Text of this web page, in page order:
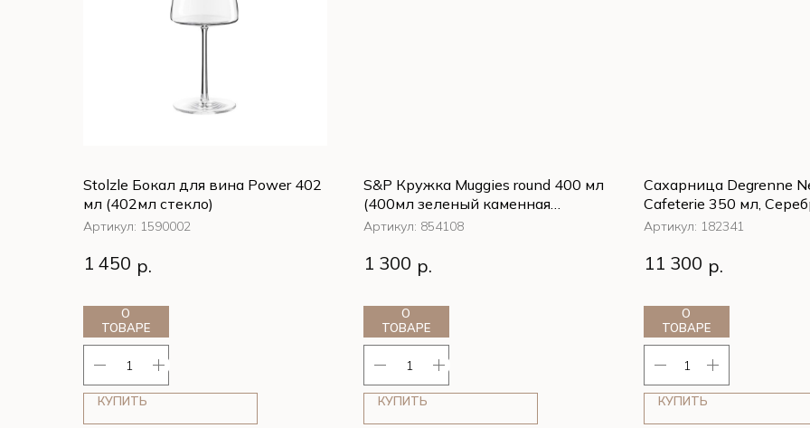
Stolzle Бокал для вина Power 402
мл (402мл стекло)
Артикул: 1590002
Stolzle Бокал для вина Power 402
мл (402мл стекло)
1 450 р.
О
ТОВАРЕ
КУПИТЬ
S&P Кружка Muggies round 400 мл
(400мл зеленый каменная
керамика)
Артикул: 854108
S&P Кружка Muggies round 400 мл
(400мл зеленый каменная
1 300 р.
О
ТОВАРЕ
КУПИТЬ
Сахарница Degrenne
Cafeterie 350 мл,
Артикул: 182341
Сахарница Degrenne
Cafeterie 350 мл,
11 300 р.
О
ТОВАРЕ
КУПИТЬ